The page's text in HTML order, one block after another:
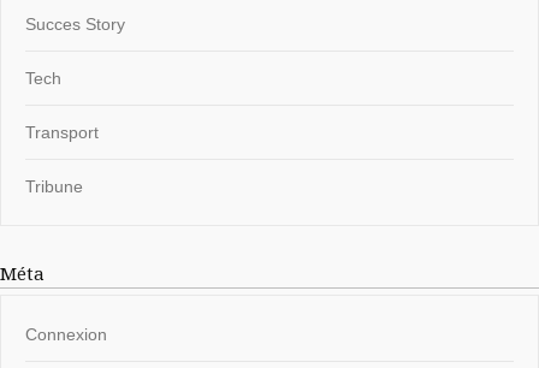
Succes Story
Tech
Transport
Tribune
Méta
Connexion